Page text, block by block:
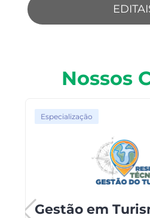
Nossos
Especialização
Gestão em